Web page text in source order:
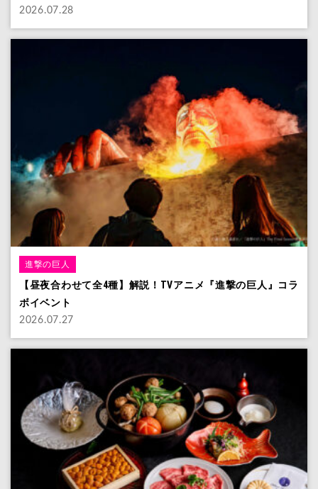
2026.07.28
進撃の巨人
【昼夜合わせて全4種】解説！TVアニメ『進撃の巨人』コラ
ボイベント
2026.07.27